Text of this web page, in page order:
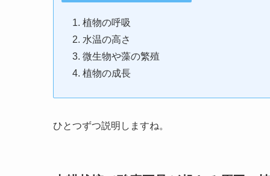
植物の呼吸
水温の高さ
微生物や藻の繁殖
植物の成長
ひとつずつ説明しますね。